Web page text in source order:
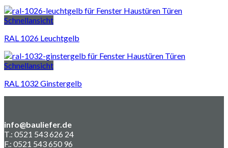
Schnellansicht
RAL 1026 Leuchtgelb
Schnellansicht
RAL 1032 Ginstergelb
info@bauliefer.de
T.: 0521 543 626 24
F.: 0521 543 650 96